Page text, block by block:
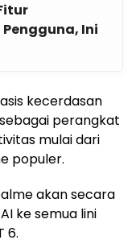
Ini
kecerdasan
perangkat
mulai dari
populer.
akan secara
ke semua lini
6.